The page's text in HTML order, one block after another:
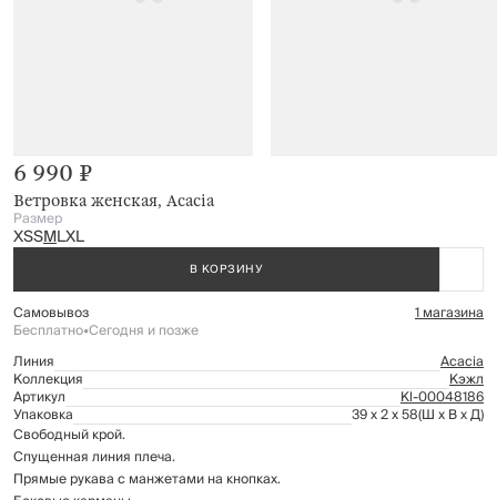
Ветровка женская, Acacia
6 990 ₽
Размер
XSSMLXL
В КОРЗИНУ
Самовывоз 1 магазина
Бесплатно•Сегодня и позже
Линия
Acacia
Коллекция Кэжл
Артикул Kl-00048186
Упаковка 39 x 2 x 58(Ш x В x Д)
Свободный крой.
Спущенная линия плеча.
Прямые рукава с манжетами на кнопках.